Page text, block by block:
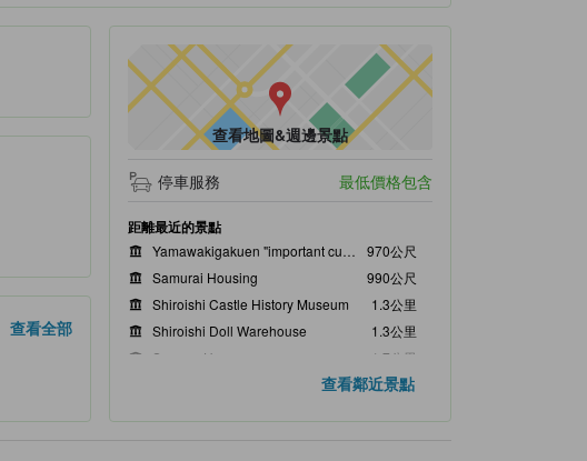
查看全部
查看地圖&週邊景點
停車服務 最低價格包含
距離最近的景點
Yamawakigakuen "important cultural property samurai residences Gate"
970公尺
Samurai Housing
990公尺
Shiroishi Castle History Museum
1.3公里
Shiroishi Doll Warehouse
1.3公里
Sumaru House
1.7公里
查看鄰近景點